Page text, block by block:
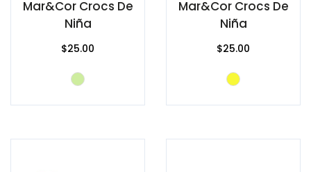
Mar&Cor Crocs De
Niña
$25.00
Mar&Cor Crocs De
Niña
$25.00